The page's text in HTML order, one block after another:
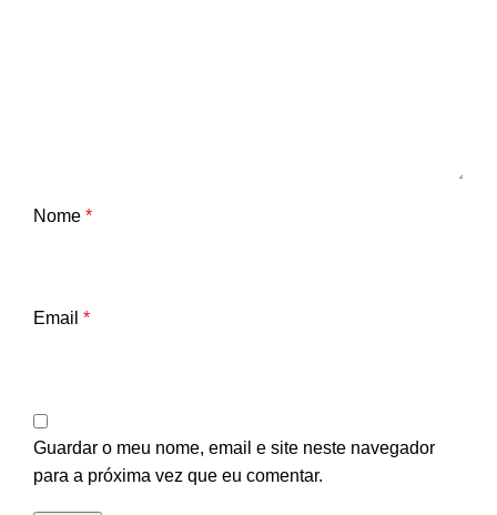
Nome *
Email *
Guardar o meu nome, email e site neste navegador
para a próxima vez que eu comentar.